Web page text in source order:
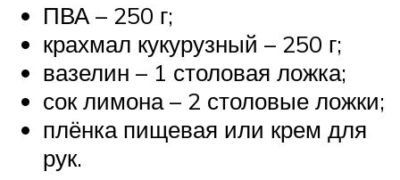
ПВА – 250 г;
крахмал кукурузный – 250 г;
вазелин – 1 столовая ложка;
сок лимона – 2 столовые ложки;
плёнка пищевая или крем для
рук.